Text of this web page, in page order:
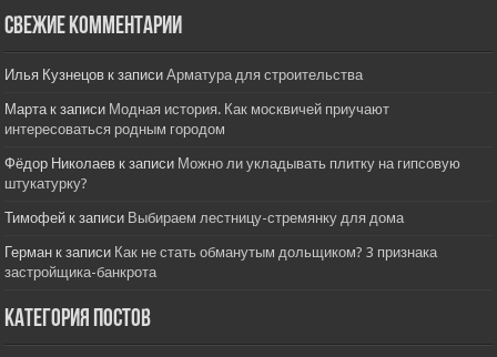
Свежие комментарии
Илья Кузнецов к записиАрматура для строительства
Мартак записи Модная история. Как москвичей приучают
интересоваться родным городом
Фёдор Николаев к записи Можно ли укладывать плитку на гипсовую
штукатурку?
Тимофей к записи Выбираем лестницу-стремянку для дома
Герман к записи Как не стать обманутым дольщиком? 3 признака
застройщика-банкрота
Категория постов